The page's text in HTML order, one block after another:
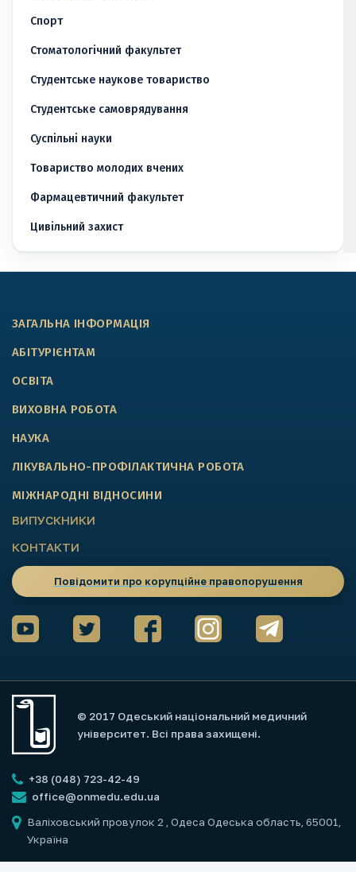
Спорт
Стоматологічний факультет
Студентське наукове товариство
Студентське самоврядування
Суспільні науки
Товариство молодих вчених
Фармацевтичний факультет
Цивільний захист
ЗАГАЛЬНА ІНФОРМАЦІЯ
АБІТУРІЄНТАМ
ОСВІТА
ВИХОВНА РОБОТА
НАУКА
ЛІКУВАЛЬНО-ПРОФІЛАКТИЧНА РОБОТА
МІЖНАРОДНІ ВІДНОСИНИ
ВИПУСКНИКИ
КОНТАКТИ
Повідомити про корупційне правопорушення
© 2017 Одеський національний медичний
університет. Всі права захищені.
+38 (048) 723-42-49
office@onmedu.edu.ua
Валіховський провулок 2
, Одеса Одеська область, 65001,
Україна